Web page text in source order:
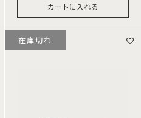
カートに入れる
在庫切れ